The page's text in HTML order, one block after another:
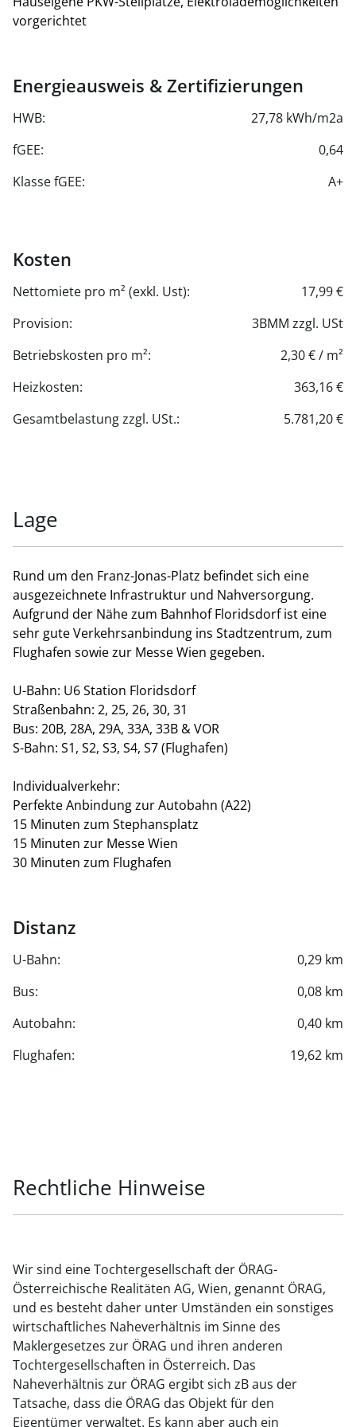
vorgerichtet
Energieausweis & Zertifizierungen
HWB:
27,78 kWh/m2a
fGEE:
0,64
Klasse fGEE:
A+
Kosten
Nettomiete pro m² (exkl. Ust):
17,99 €
Provision:
3BMM zzgl. USt
Betriebskosten pro m²:
2,30 € / m²
Heizkosten:
363,16 €
Gesamtbelastung zzgl. USt.:
5.781,20 €
Lage
Rund um den Franz-Jonas-Platz befindet sich eine
ausgezeichnete Infrastruktur und Nahversorgung.
Aufgrund der Nähe zum Bahnhof Floridsdorf ist eine
sehr gute Verkehrsanbindung ins Stadtzentrum, zum
Flughafen sowie zur Messe Wien gegeben.
U-Bahn: U6 Station Floridsdorf
Straßenbahn: 2, 25, 26, 30, 31
Bus: 20B, 28A, 29A, 33A, 33B & VOR
S-Bahn: S1, S2, S3, S4, S7 (Flughafen)
Individualverkehr:
Perfekte Anbindung zur Autobahn (A22)
15 Minuten zum Stephansplatz
15 Minuten zur Messe Wien
30 Minuten zum Flughafen
Distanz
U-Bahn:
0,29 km
Bus:
0,08 km
Autobahn:
0,40 km
Flughafen:
19,62 km
Rechtliche Hinweise
Wir sind eine Tochtergesellschaft der ÖRAG-
Österreichische Realitäten AG, Wien, genannt ÖRAG,
und es besteht daher unter Umständen ein sonstiges
wirtschaftliches Naheverhältnis im Sinne des
Maklergesetzes zur ÖRAG und ihren anderen
Tochtergesellschaften in Österreich. Das
Naheverhältnis zur ÖRAG ergibt sich zB aus der
Tatsache, dass die ÖRAG das Objekt für den
Eigentümer verwaltet. Es kann aber auch ein